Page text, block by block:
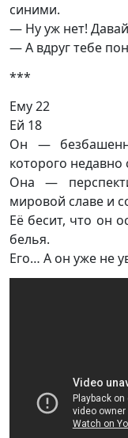
синими.
— Ну уж нет! Давай
— А вдруг тебе
***
Ему 22
Ей 18
Он —
которого недавно
Она —
мировой славе и
Её бесит, что он
белья.
Его… А он уже не